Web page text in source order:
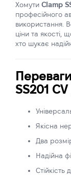
Хомути Clamp
професійного
використання.
ціни та якості,
хто шукає
SS201
Якісна
Два
Надійна
Стійкість